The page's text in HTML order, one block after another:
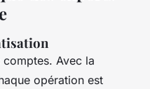
comptes. Avec la
opération est